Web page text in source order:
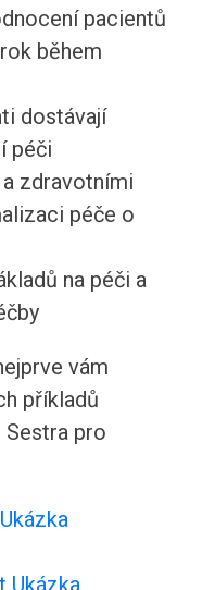
pacientů
během
dostávají
péči
zdravotními
péče o
na péči a
vám
příkladů
pro
Ukázka